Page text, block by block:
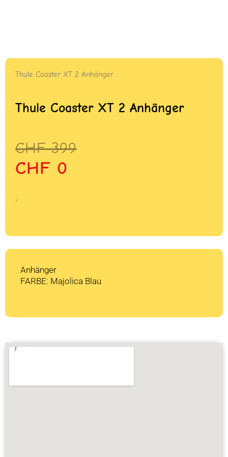
Thule Coaster XT 2 Anhänger
Thule Coaster XT 2 Anhänger
CHF399
Ursprünglicher
Preis
war:
CHF 399
CHF 0
Aktueller
Preis
ist:
CHF 0.
.
Anhänger
FARBE: Majolica Blau